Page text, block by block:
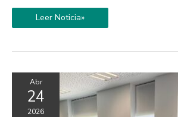
Leer Noticia»
Abr
24
2026